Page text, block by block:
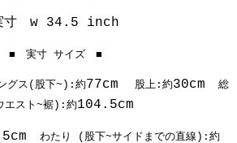
寸 w 34.5 inch
■ 実寸 サイズ ■
グス(股下~):約77cm 股上:約30cm 総
エスト~裾):約104.5cm
わたり (股下~サイドまでの直線):約